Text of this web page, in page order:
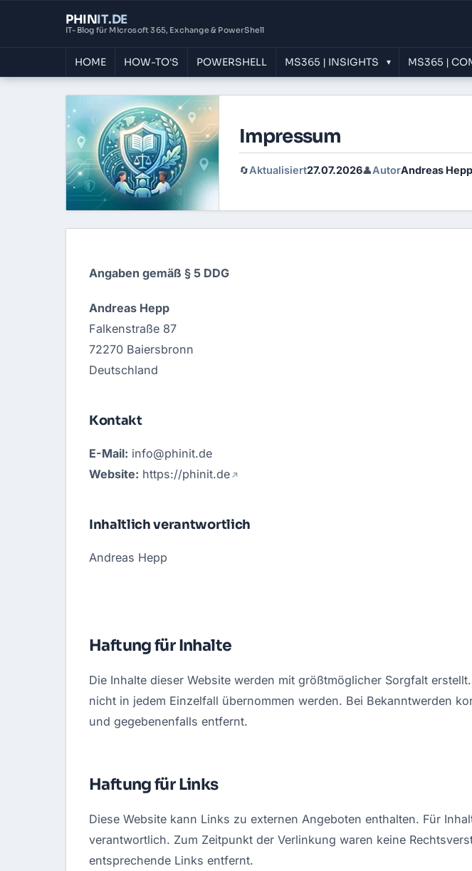
PHINIT.DE
IT-Blog für Microsoft 365, Exchange & PowerShell
HOME HOW-TO'S POWERSHELL MS365 | INSIGHTS ▾ MS365 |
Impressum
🔄Aktualisiert27.07.2026👤AutorAndreas Hepp
Angaben gemäß § 5 DDG
Andreas Hepp
Falkenstraße 87
72270 Baiersbronn
Deutschland
Kontakt
E-Mail: info@phinit.de
Website: https://phinit.de
Inhaltlich verantwortlich
Andreas Hepp
Haftung für Inhalte
Die Inhalte dieser Website werden mit größtmöglicher Sorgfalt
nicht in jedem Einzelfall übernommen werden. Bei Bekanntwerden
und gegebenenfalls entfernt.
Haftung für Links
Diese Website kann Links zu externen Angeboten enthalten. Für
verantwortlich. Zum Zeitpunkt der Verlinkung waren keine
entsprechende Links entfernt.